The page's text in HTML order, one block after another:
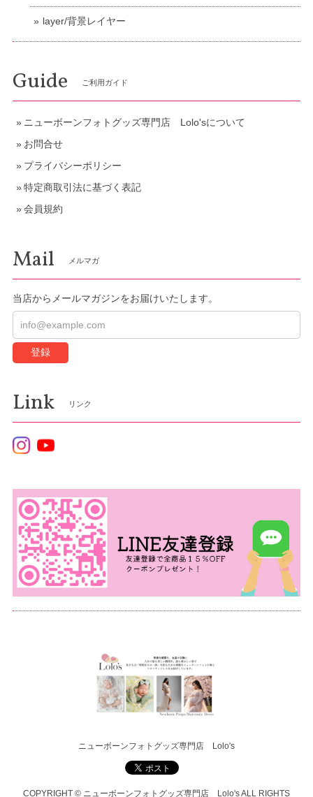
layer/背景レイヤー
Guide ご利用ガイド
ニューボーンフォトグッズ専門店 Lolo'sについて
お問合せ
プライバシーポリシー
特定商取引法に基づく表記
会員規約
Mail メルマガ
当店からメールマガジンをお届けいたします。
登録
Link リンク
ニューボーンフォトグッズ専門店 Lolo's
COPYRIGHT © ニューボーンフォトグッズ専門店 Lolo's ALL RIGHTS